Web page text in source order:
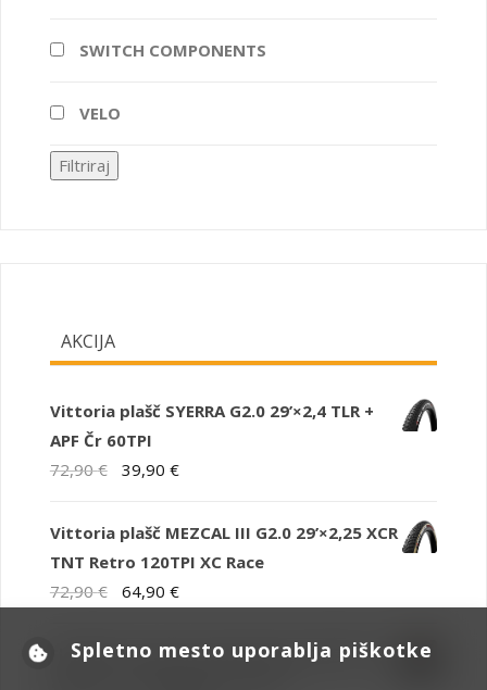
SWITCH COMPONENTS
VELO
Filtriraj
AKCIJA
Vittoria plašč SYERRA G2.0 29’×2,4 TLR +
APF Čr 60TPI
72,90€
Izvirna
je
bila:
72,90 €.
39,90€Trenutna
je:
39,90 €.
Vittoria plašč MEZCAL III G2.0 29’×2,25 XCR
TNT Retro 120TPI XC Race
72,90€
Izvirna
je
64,90€Trenutna
je:
Električno mestno kolo Bottecchia BE19
Spletno mesto uporablja piškotke